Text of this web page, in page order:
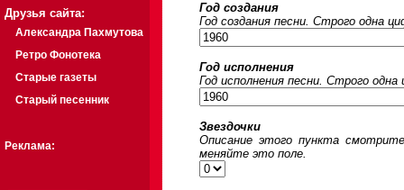
Друзья сайта:
Александра Пахмутова
Ретро Фонотека
Старые газеты
Старый песенник
Реклама:
Год создания
Год создания песни. Строго одна
Год исполнения
Год исполнения песни. Строго
Звездочки
Описание этого пункта
меняйте это поле.